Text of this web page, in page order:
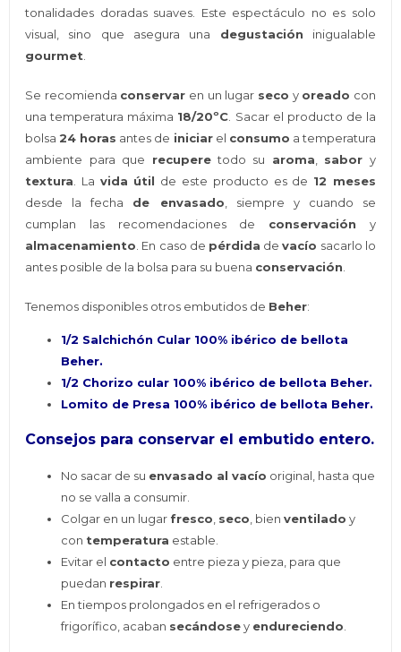
tonalidades doradas suaves. Este espectáculo no es solo
visual, sino que asegura una degustación inigualable
gourmet.
Se recomienda conservar en un lugar seco y oreado con
una temperatura máxima 18/20ºC. Sacar el producto de la
bolsa24 horas antes de iniciarel consumo a temperatura
ambiente para que recuperetodo su aroma, sabor y
textura. La vida útil de este producto es de 12 meses
desde la fecha de envasado, siempre y cuando se
cumplan las recomendaciones de conservación y
almacenamiento. En caso de pérdida devacío sacarlo lo
antes posible de la bolsa para su buena conservación.
Tenemos disponibles otros embutidos de Beher:
1/2 Salchichón Cular 100% ibérico de bellota
Beher.
1/2 Chorizo cular 100% ibérico de bellota Beher.
Lomito de Presa 100% ibérico de bellota Beher.
Consejos para conservar el embutido entero.
No sacar de su envasado al vacío original, hasta que
no se valla a consumir.
Colgar en un lugar fresco, seco, bienventilado y
con temperatura estable.
Evitar el contacto entre pieza y pieza, para que
puedan respirar.
En tiempos prolongados en el refrigerados o
frigorífico, acaban secándosey endureciendo.